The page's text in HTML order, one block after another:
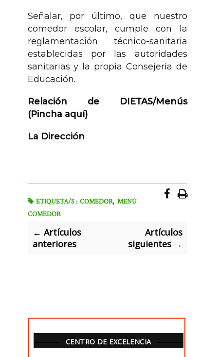
Señalar, por último, que nuestro
comedor escolar, cumple con la
reglamentación técnico-sanitaria
establecidas por las autoridades
sanitarias y la propia Consejería de
Educación.
Relación de DIETAS/Menús
(Pincha aquí)
La Dirección
ETIQUETA/S : COMEDOR, MENÚ
COMEDOR
← Artículos
anteriores
Artículos
siguientes →
CENTRO DE EXCELENCIA